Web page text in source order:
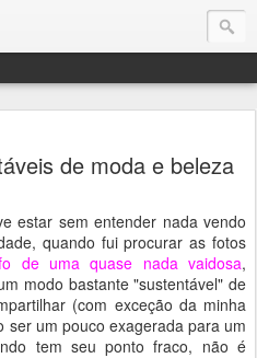
de moda e beleza
estar sem entender nada vendo
quando fui procurar as fotos
de uma quase nada vaidosa,
modo bastante "sustentável" de
(com exceção da minha
ser um pouco exagerada para um
tem seu ponto fraco, não é